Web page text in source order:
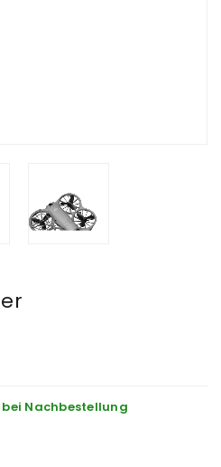
Nachbestellung